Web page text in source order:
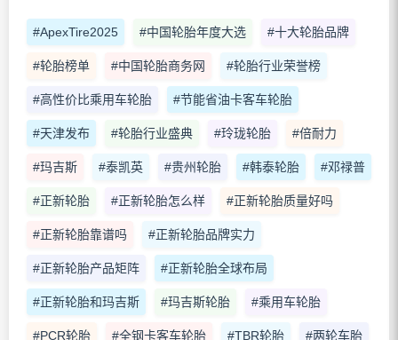
#ApexTire2025 #中国轮胎年度大选 #十大轮胎品牌
#轮胎榜单 #中国轮胎商务网 #轮胎行业荣誉榜
#高性价比乘用车轮胎 #节能省油卡客车轮胎
#天津发布 #轮胎行业盛典 #玲珑轮胎 #倍耐力
#玛吉斯 #泰凯英 #贵州轮胎 #韩泰轮胎 #邓禄普
#正新轮胎 #正新轮胎怎么样 #正新轮胎质量好吗
#正新轮胎靠谱吗 #正新轮胎品牌实力
#正新轮胎产品矩阵 #正新轮胎全球布局
#正新轮胎和玛吉斯 #玛吉斯轮胎 #乘用车轮胎
#PCR轮胎 #全钢卡客车轮胎 #TBR轮胎 #两轮车胎